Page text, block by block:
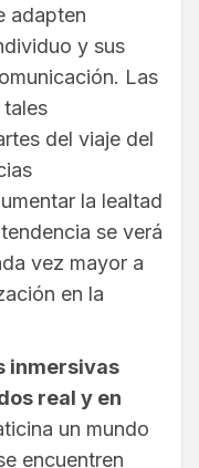
adapten
y sus
Las
tales
del viaje del
la lealtad
se verá
vez mayor a
en la
inmersivas
real y en
un mundo
encuentren